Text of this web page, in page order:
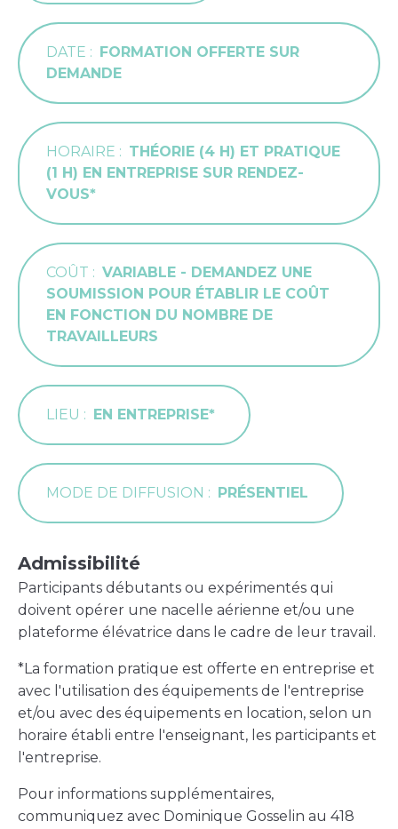
DATE
FORMATION OFFERTE SUR
DEMANDE
HORAIRE
THÉORIE (4 H) ET PRATIQUE
(1 H) EN ENTREPRISE SUR RENDEZ-
VOUS*
COÛT
VARIABLE - DEMANDEZ UNE
SOUMISSION POUR ÉTABLIR LE COÛT
EN FONCTION DU NOMBRE DE
TRAVAILLEURS
LIEU EN ENTREPRISE*
MODE DE DIFFUSION PRÉSENTIEL
Admissibilité
Participants débutants ou expérimentés qui
doivent opérer une nacelle aérienne et/ou une
plateforme élévatrice dans le cadre de leur travail.
*La formation pratique est offerte en entreprise et
avec l'utilisation des équipements de l'entreprise
et/ou avec des équipements en location, selon un
horaire établi entre l'enseignant, les participants et
l'entreprise.
Pour informations supplémentaires,
communiquez avec Dominique Gosselin au 418